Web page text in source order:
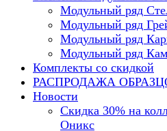
Модульный ряд
Модульный ряд
Модульный ряд
Модульный ряд
Комплекты со скидкой
РАСПРОДАЖА
Новости
Скидка 30% на
Оникс